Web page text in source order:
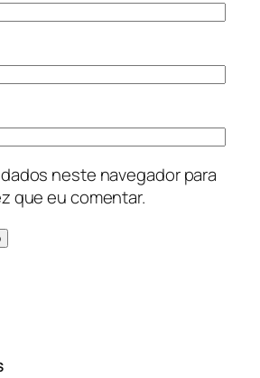
neste navegador para
que eu comentar.